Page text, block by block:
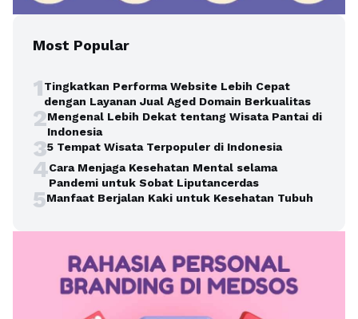
Most Popular
1Tingkatkan Performa Website Lebih Cepat
dengan Layanan Jual Aged Domain Berkualitas
2Mengenal Lebih Dekat tentang Wisata Pantai di
Indonesia
35 Tempat Wisata Terpopuler di Indonesia
4Cara Menjaga Kesehatan Mental selama
Pandemi untuk Sobat Liputancerdas
5Manfaat Berjalan Kaki untuk Kesehatan Tubuh